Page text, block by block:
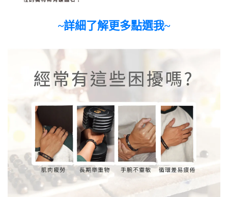
~詳細了解更多點選我~